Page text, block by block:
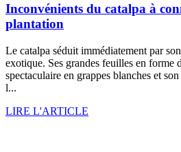
Inconvénients du catalpa à
plantation
Le catalpa séduit immédiatement par
exotique. Ses grandes feuilles en forme
spectaculaire en grappes blanches et
l...
LIRE L'ARTICLE